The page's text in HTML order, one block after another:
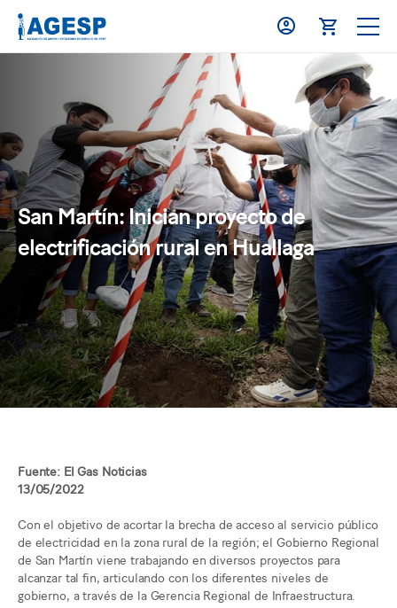
San Martín: Inician proyecto de
electrificación rural en Huallaga
Fuente: El Gas Noticias
13/05/2022
Con el objetivo de acortar la brecha de acceso al servicio público
de electricidad en la zona rural de la región; el Gobierno Regional
de San Martín viene trabajando en diversos proyectos para
alcanzar tal fin, articulando con los diferentes niveles de
gobierno, a través de la Gerencia Regional de Infraestructura.